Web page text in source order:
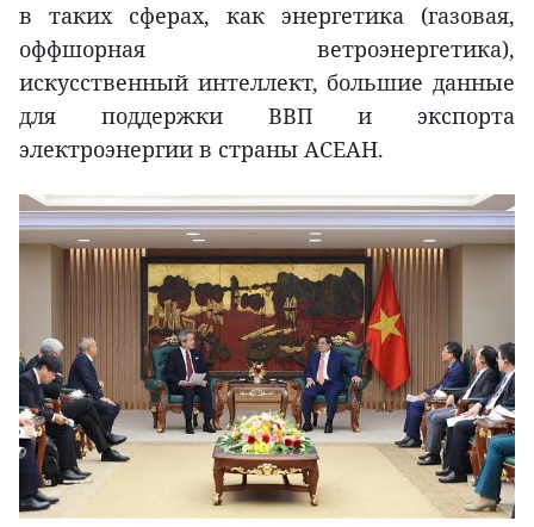
в таких сферах, как энергетика (газовая,
оффшорная ветроэнергетика),
искусственный интеллект, большие данные
для поддержки ВВП и экспорта
электроэнергии в страны АСЕАН.